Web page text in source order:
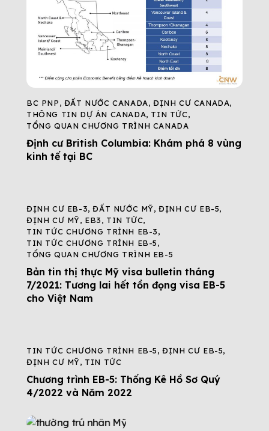
BC PNP, ĐẤT NƯỚC CANADA,ĐỊNH CƯ CANADA,
THÔNG TIN DỰ ÁN CANADA, TIN TỨC,
TỔNG QUAN CHƯƠNG TRÌNH CANADA
Định cư British Columbia: Khám phá 8 vùng
kinh tế tại BC
ĐỊNH CƯ EB-3,ĐẤT NƯỚC MỸ,ĐỊNH CƯ EB-5,
ĐỊNH CƯ MỸ, EB3, TIN TỨC,
TIN TỨC CHƯƠNG TRÌNH EB-3,
TIN TỨC CHƯƠNG TRÌNH EB-5,
TỔNG QUAN CHƯƠNG TRÌNH EB-5
Bản tin thị thực Mỹ visa bulletin tháng
7/2021: Tương lai hết tồn đọng visa EB-5
cho Việt Nam
TIN TỨC CHƯƠNG TRÌNH EB-5,ĐỊNH CƯ EB-5,
ĐỊNH CƯ MỸ, TIN TỨC
Chương trình EB-5: Thống Kê Hồ Sơ Quý
4/2022 và Năm 2022